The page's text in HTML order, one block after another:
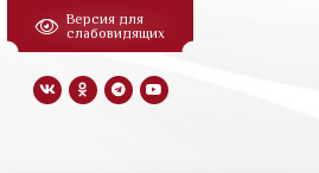
Версия для
слабовидящих